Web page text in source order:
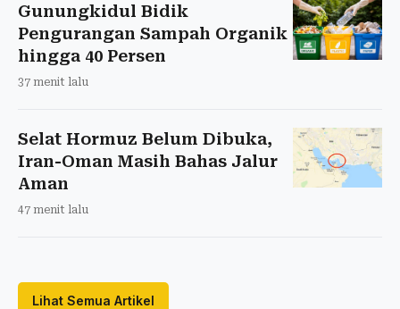
Gunungkidul Bidik
Pengurangan Sampah Organik
hingga 40 Persen
37 menit lalu
Selat Hormuz Belum Dibuka,
Iran-Oman Masih Bahas Jalur
Aman
47 menit lalu
Lihat Semua Artikel